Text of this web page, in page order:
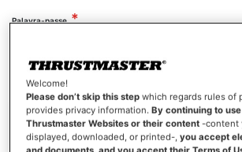
Palavra-passe
Mostrar palavra-passe
Welcome!
Please don’t skip this step which regards rules of
provides privacy information.By continuing to
Thrustmaster Websites or their content -content
displayed, downloaded, or printed-,you accept